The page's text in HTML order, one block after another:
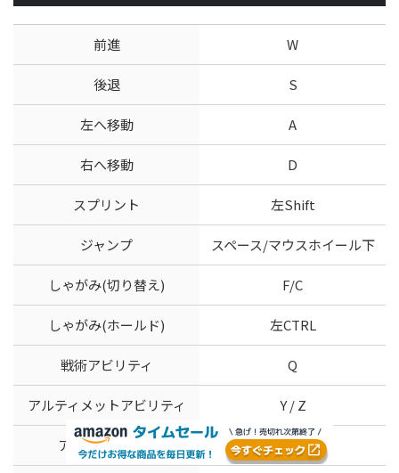
前進 W
後退 S
左へ移動 A
右へ移動 D
スプリント 左Shift
ジャンプ スペース/マウスホイール下
しゃがみ(切り替え) F/C
しゃがみ(ホールド) 左CTRL
戦術アビリティ Q
アルティメットアビリティ Y / Z
アクション/拾う E